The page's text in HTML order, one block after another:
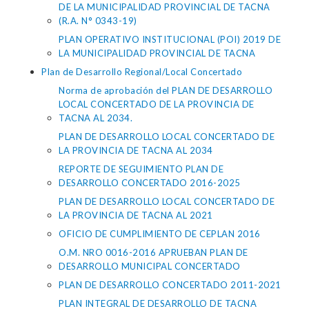
DE LA MUNICIPALIDAD PROVINCIAL DE TACNA
(R.A. N° 0343-19)
PLAN OPERATIVO INSTITUCIONAL (POI) 2019 DE
LA MUNICIPALIDAD PROVINCIAL DE TACNA
Plan de Desarrollo Regional/Local Concertado
Norma de aprobación del PLAN DE DESARROLLO
LOCAL CONCERTADO DE LA PROVINCIA DE
TACNA AL 2034.
PLAN DE DESARROLLO LOCAL CONCERTADO DE
LA PROVINCIA DE TACNA AL 2034
REPORTE DE SEGUIMIENTO PLAN DE
DESARROLLO CONCERTADO 2016-2025
PLAN DE DESARROLLO LOCAL CONCERTADO DE
LA PROVINCIA DE TACNA AL 2021
OFICIO DE CUMPLIMIENTO DE CEPLAN 2016
O.M. NRO 0016-2016 APRUEBAN PLAN DE
DESARROLLO MUNICIPAL CONCERTADO
PLAN DE DESARROLLO CONCERTADO 2011-2021
PLAN INTEGRAL DE DESARROLLO DE TACNA